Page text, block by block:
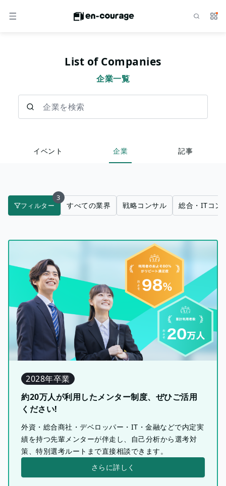
メニュー サ
List of Companies
企業一覧
イベント 企業 記事
フィルター
3
すべての業界 戦略コンサル 総合・ITコン
2028年卒業
約20万人が利用したメンター制度、ぜひご活用
ください!
外資・総合商社・デベロッパー・IT・金融などで内定実
績を持つ先輩メンターが伴走し、自己分析から選考対
策、特別選考ルートまで直接相談できます。
さらに詳しく